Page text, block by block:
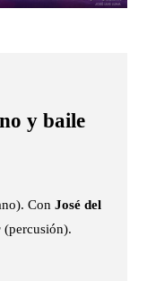
y baile
ConJosé del
(percusión).